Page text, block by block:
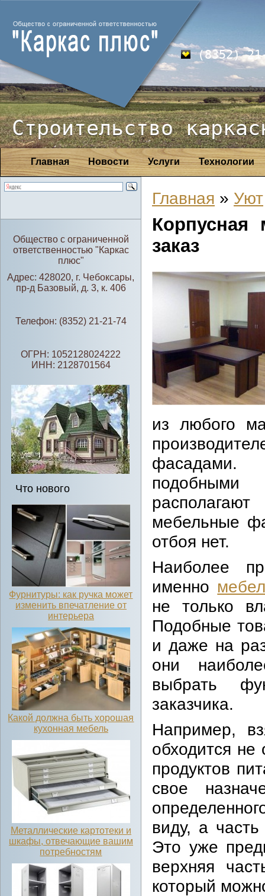
(8352)
Строительство
Технологии
Услуги
Новости
Главная
Общество с ограниченной
ответственностью "Каркас
плюс"
Адрес: 428020, г. Чебоксары,
пр-д Базовый, д. 3, к. 406
Телефон: (8352) 21-21-74
ОГРН: 1052128024222
ИНН: 2128701564
Что нового
Фурнитуры: как ручка может
изменить впечатление от
интерьера
Какой должна быть хорошая
кухонная мебель
Металлические картотеки и
шкафы, отвечающие вашим
потребностям
Главная » Уют
заказ
из любого
фасадами.
мебельные
отбоя нет.
Наиболее
именно
не только
Подобные
и даже на
они
выбрать
заказчика.
Например,
обходится не
продуктов
свое
виду, а
Это уже
верхняя
который